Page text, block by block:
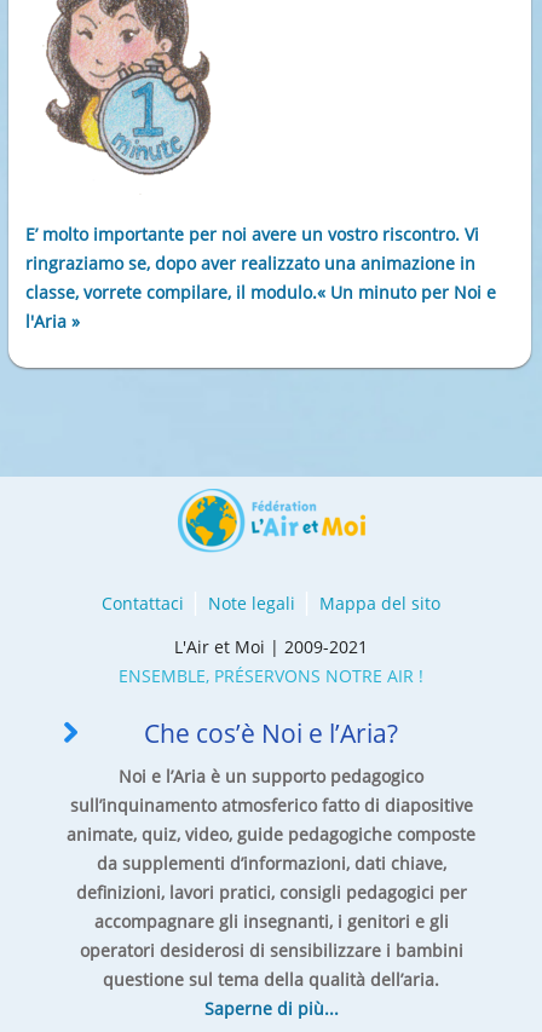
E’ molto importante per noi avere un vostro riscontro. Vi
ringraziamo se, dopo aver realizzato una animazione in
classe, vorrete compilare, il modulo.« Un minuto per Noi e
l'Aria »
Contattaci Note legali
Mappa del sito
L'Air et Moi | 2009-2021
ENSEMBLE, PRÉSERVONS NOTRE AIR !
Che cos’è Noi e l’Aria?
Noi e l’Aria è un supporto pedagogico
sull’inquinamento atmosferico fatto di diapositive
animate, quiz, video, guide pedagogiche composte
da supplementi d’informazioni, dati chiave,
definizioni, lavori pratici, consigli pedagogici per
accompagnare gli insegnanti, i genitori e gli
operatori desiderosi di sensibilizzare i bambini
questione sul tema della qualità dell’aria.
Saperne di più...